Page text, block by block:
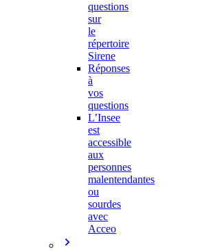
questions
sur
le
répertoire
Sirene
Réponses
à
vos
questions
L’Insee
est
accessible
aux
personnes
malentendantes
ou
sourdes
avec
Acceo